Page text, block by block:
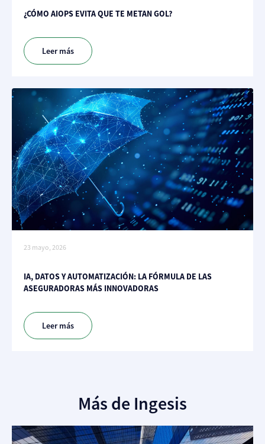
¿CÓMO AIOPS EVITA QUE TE METAN GOL?
Leer más
23 mayo, 2026
IA, DATOS Y AUTOMATIZACIÓN: LA FÓRMULA DE LAS
ASEGURADORAS MÁS INNOVADORAS
Leer más
Más de Ingesis